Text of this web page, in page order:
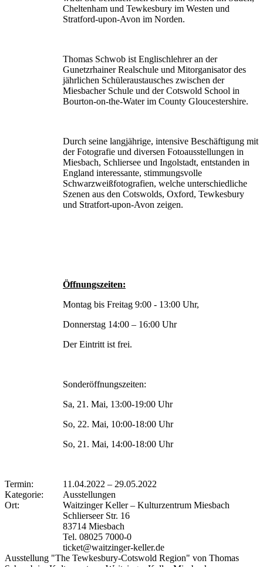
Cheltenham und Tewkesbury im Westen und
Stratford-upon-Avon im Norden.
Thomas Schwob ist Englischlehrer an der
Gunetzrhainer Realschule und Mitorganisator des
jährlichen Schüleraustausches zwischen der
Miesbacher Schule und der Cotswold School in
Bourton-on-the-Water im County Gloucestershire.
Durch seine langjährige, intensive Beschäftigung mit
der Fotografie und diversen Fotoausstellungen in
Miesbach, Schliersee und Ingolstadt, entstanden in
England interessante, stimmungsvolle
Schwarzweißfotografien, welche unterschiedliche
Szenen aus den Cotswolds, Oxford, Tewkesbury
und Stratfort-upon-Avon zeigen.
Öffnungszeiten:
Montag bis Freitag 9:00 - 13:00 Uhr,
Donnerstag 14:00 – 16:00 Uhr
Der Eintritt ist frei.
Sonderöffnungszeiten:
Sa, 21. Mai, 13:00-19:00 Uhr
So, 22. Mai, 10:00-18:00 Uhr
So, 21. Mai, 14:00-18:00 Uhr
Termin: 11.04.2022 – 29.05.2022
Kategorie:
Ausstellungen
Ort:
Waitzinger Keller – Kulturzentrum Miesbach
Schlierseer Str. 16
83714 Miesbach
Tel. 08025 7000-0
ticket@waitzinger-keller.de
Ausstellung "The Tewkesbury-Cotswold Region" von Thomas